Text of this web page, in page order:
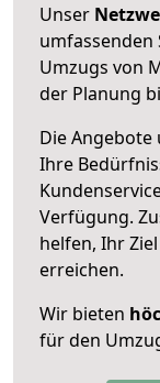
Unser
umfassenden
Umzugs von
der Planung
Die
Ihre
Verfügung.
helfen, Ihr Ziel
erreichen.
Wir bieten
für den